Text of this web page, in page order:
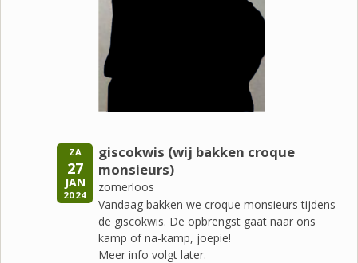
ZA
27
JAN
2024
giscokwis (wij bakken croque
monsieurs)
zomerloos
Vandaag bakken we croque monsieurs tijdens
de giscokwis. De opbrengst gaat naar ons
kamp of na-kamp, joepie!
Meer info volgt later.